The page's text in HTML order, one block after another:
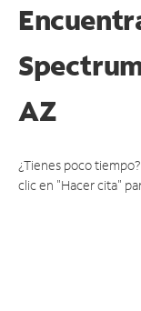
AZ
¿Tienes poco
clic en "Hacer cita"